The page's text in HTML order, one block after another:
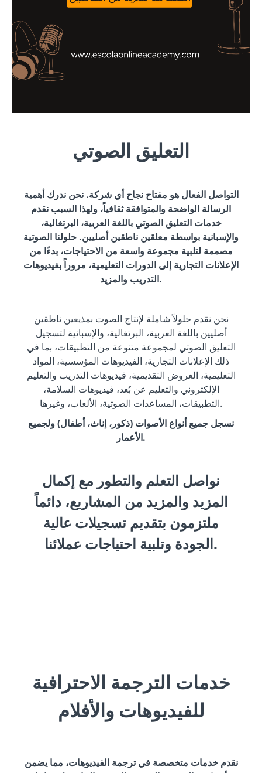
التعليق الصوتي
التواصل الفعال هو مفتاح نجاح أي شركة. نحن ندرك أهمية
الرسالة الواضحة والمتوافقة ثقافياً، ولهذا السبب نقدم
خدمات التعليق الصوتي باللغة العربية، البرتغالية،
والإسبانية بواسطة معلقين ناطقين أصليين. حلولنا الصوتية
مصممة لتلبية مجموعة واسعة من الاحتياجات، بدءًا من
الإعلانات التجارية إلى الدورات التعليمية، مروراً بفيديوهات
التدريب والمزيد.
نحن نقدم حلولاً شاملة لإنتاج الصوت بمذيعين ناطقين
أصليين باللغة العربية، البرتغالية، والإسبانية لتسجيل
التعليق الصوتي لمجموعة متنوعة من التطبيقات، بما في
ذلك الإعلانات التجارية، الفيديوهات المؤسسية، المواد
التعليمية، العروض التقديمية، فيديوهات التدريب والتعليم
الإلكتروني والتعليم عن بُعد، فيديوهات السلامة،
التطبيقات، المساعدات الصوتية، الألعاب، وغيرها.
نسجل جميع أنواع الأصوات (ذكور، إناث، أطفال) ولجميع
الأعمار.
نواصل التعلم والتطور مع إكمال
المزيد والمزيد من المشاريع، دائماً
ملتزمون بتقديم تسجيلات عالية
الجودة وتلبية احتياجات عملائنا.
خدمات الترجمة الاحترافية
للفيديوهات والأفلام
نقدم خدمات متخصصة في ترجمة الفيديوهات، مما يضمن